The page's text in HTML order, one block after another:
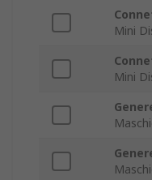
Mini
Mini